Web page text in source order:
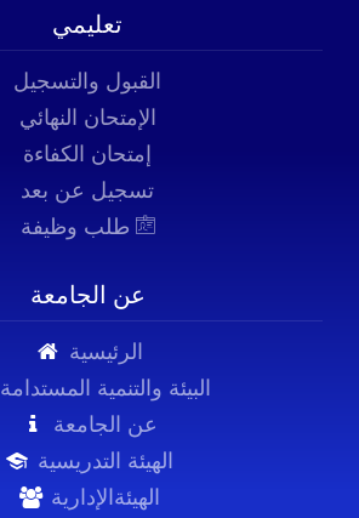
تعليمي
القبول والتسجيل
الإمتحان النهائي
إمتحان الكفاءة
تسجيل عن بعد
عن الجامعة
الرئيسية
البيئة والتنمية المستدامة
عن الجامعة
الهيئة التدريسية
الهيئةالإدارية